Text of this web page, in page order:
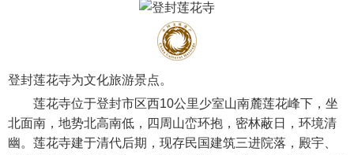
登封莲花寺为文化旅游景点。
莲花寺位于登封市区西10公里少室山南麓莲花峰下，坐
北面南，地势北高南低，四周山峦环抱，密林蔽日，环境清
幽。莲花寺建于清代后期，现存民国建筑三进院落，殿宇、